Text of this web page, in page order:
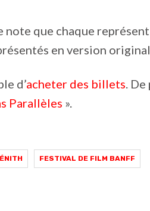
note que chaque
en version
d’acheter des billets.
Parallèles ».
FESTIVAL DE FILM BANFF